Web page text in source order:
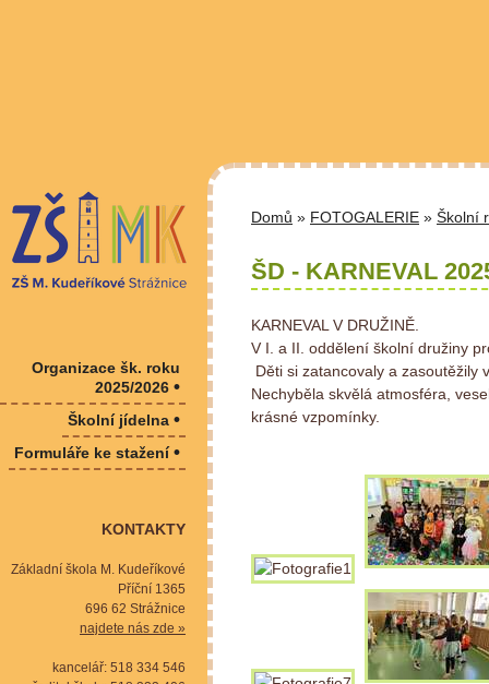
Domů » FOTOGALERIE » Školní
ŠD - KARNEVAL
KARNEVAL V DRUŽINĚ.
V I. a II. oddělení školní družiny
Děti si zatancovaly a
Nechyběla skvělá atmosféra,
krásné vzpomínky.
Organizace šk. roku
2025/2026 •
Školní jídelna •
Formuláře ke stažení•
KONTAKTY
Základní škola M. Kudeříkové
Příční 1365
696 62 Strážnice
najdete nás zde »
kancelář: 518 334 546